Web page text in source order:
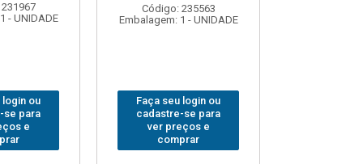
Embalagem: 1 - UNIDADE
Faça seu login ou
cadastre-se para